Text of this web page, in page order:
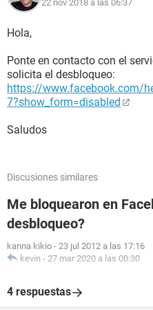
22 nov 2018 a las 06:37
Hola,
Ponte en contacto con el
solicita el desbloqueo:
https://www.facebook.com/
7?show_form=disabled
Saludos
Discusiones similares
Me bloquearon en
desbloqueo?
kanna kikio - 23 jul 2012 a las 17:16
kevin - 27 mar 2020 a las 00:30
4 respuestas